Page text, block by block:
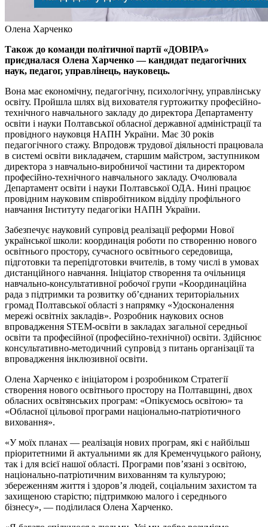
Олена Харченко
Також до команди політичної партії «ДОВІРА»
приєдналася Олена Харченко — кандидат педагогічних
наук, педагог, управлінець, науковець.
Вона має економічну, педагогічну, психологічну, управлінську
освіту. Пройшла шлях від вихователя гуртожитку професійно-
технічного навчального закладу до директора Департаменту
освіти і науки Полтавської обласної державної адміністрації та
провідного науковця НАПН України. Має 30 років
педагогічного стажу. Впродовж трудової діяльності працювала
в системі освіти викладачем, старшим майстром, заступником
директора з навчально-виробничої частини та директором
професійно-технічного навчального закладу. Очолювала
Департамент освіти і науки Полтавської ОДА. Нині працює
провідним науковим співробітником відділу профільного
навчання Інституту педагогіки НАПН України.
Забезпечує науковий супровід реалізації реформи Нової
української школи: координація роботи по створенню нового
освітнього простору, сучасного освітнього середовища,
підготовки та перепідготовки вчителів, в тому числі в умовах
дистанційного навчання. Ініціатор створення та очільниця
навчально-консультативної робочої групи «Координаційна
рада з підтримки та розвитку об’єднаних територіальних
громад Полтавської області з напрямку «Удосконалення
мережі освітніх закладів». Розробник наукових основ
впровадження STEM-освіти в закладах загальної середньої
освіти та професійної (професійно-технічної) освіти. Здійснює
консультативно-методичний супровід з питань організації та
впровадження інклюзивної освіти.
Олена Харченко є ініціатором і розробником Стратегії
створення нового освітнього простору на Полтавщині, двох
обласних освітянських програм: «Опікуємось освітою» та
«Обласної цільової програми національно-патріотичного
виховання».
«У моїх планах — реалізація нових програм, які є найбільш
пріоритетними й актуальними як для Кременчуцького району,
так і для всієї нашої області. Програми пов’язані з освітою,
національно-патріотичним вихованням та культурою;
збереженням життя і здоров’я людей, соціальним захистом та
захищеною старістю; підтримкою малого і середнього
бізнесу», — поділилася Олена Харченко.